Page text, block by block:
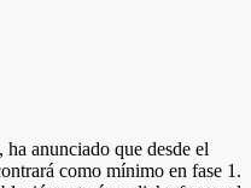
anunciado que desde el
como mínimo en fase 1.